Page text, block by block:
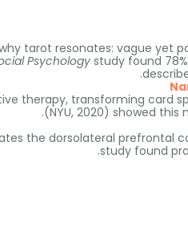
tarot resonates: vague yet
Psychology study found 78%
.
therapy, transforming card
(NYU, 2020) showed this
the dorsolateral prefrontal
study found